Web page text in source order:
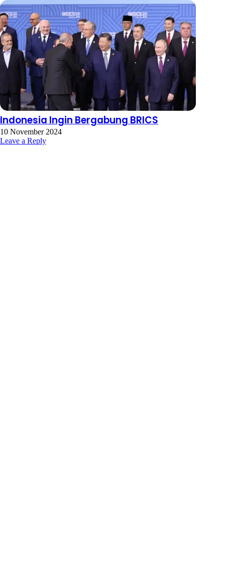
Indonesia Ingin Bergabung BRICS
10 November 2024
Leave a Reply